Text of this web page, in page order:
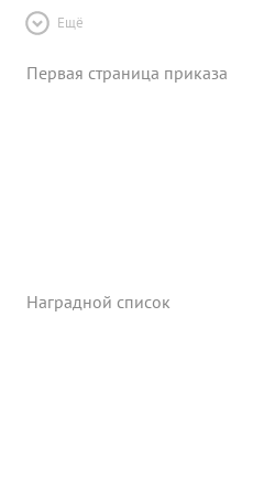
Ещё
Первая страница приказа
Наградной список